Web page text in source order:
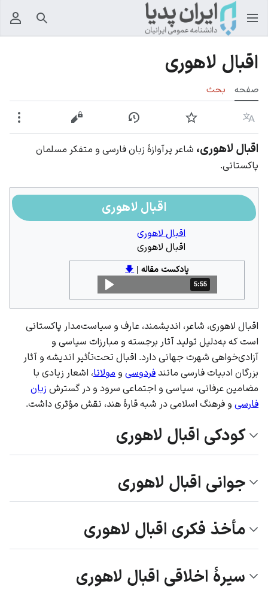
جستجو
اقبال لاهوری
صفحه بحث
زبان پیگیری نمایش تاریخچهنمایش مبدأ
اقبال لاهوری، شاعر پرآوازهٔ زبان فارسی و متفکر مسلمان
پاکستانی.
اقبال لاهوری
اقبال لاهوری
اقبال لاهوری
پادکست مقاله|
🡇
مدت: 5 دقیقه و 55 ثانیه
5:55
اقبال لاهوری، شاعر، اندیشمند، عارف و سیاست‌مدار پاکستانی
است که به‌دلیل تولید آثار برجسته و مبارزات سیاسی و
آزادی‌خواهی شهرت جهانی دارد. اقبال تحت‌تأثیر اندیشه و آثار
بزرگان ادبیات فارسی مانند فردوسی و مولانا، اشعار زیادی با
مضامین عرفانی، سیاسی و اجتماعی سرود و در گسترش زبان
فارسی و فرهنگ اسلامی در شبه قارهٔ هند، نقش مؤثری داشت.
کودکی اقبال لاهوری
جوانی اقبال لاهوری
مأخذ فکری اقبال لاهوری
سیرهٔ اخلاقی اقبال لاهوری